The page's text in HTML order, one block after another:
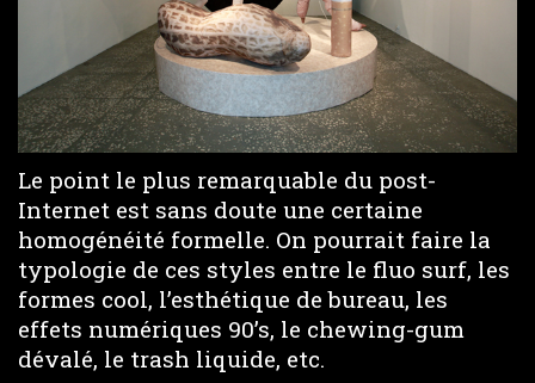
Le point le plus remarquable du post-
Internet est sans doute une certaine
homogénéité formelle. On pourrait faire la
typologie de ces styles entre le fluo surf, les
formes cool, l’esthétique de bureau, les
effets numériques 90’s, le chewing-gum
dévalé, le trash liquide, etc.